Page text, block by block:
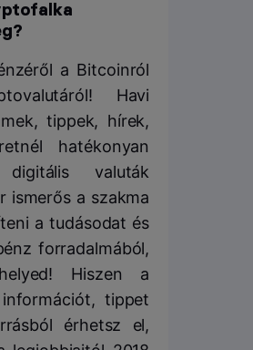
a Bitcoinról
Havi
tippek, hírek,
hatékonyan
valuták
ismerős a szakma
a tudásodat és
forradalmából,
Hiszen a
tippet
érhetsz el,